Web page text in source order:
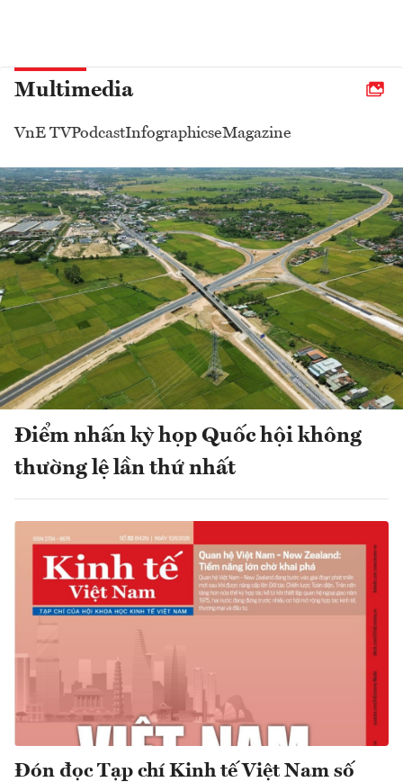
Multimedia
VnE TVPodcastInfographicseMagazine
Điểm nhấn kỳ họp Quốc hội không
thường lệ lần thứ nhất
Đón đọc Tạp chí Kinh tế Việt Nam số